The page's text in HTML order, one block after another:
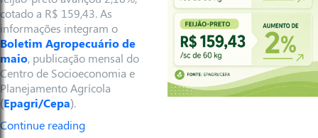
cotado a R$ 159,43. As
informações integram o
Boletim Agropecuário de
maio, publicação mensal do
Centro de Socioeconomia e
Planejamento Agrícola
(Epagri/Cepa).
Continue reading